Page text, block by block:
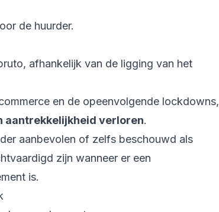
de huurder.
afhankelijk van de ligging van het
en de opeenvolgende lockdowns,
aantrekkelijkheid verloren.
aanbevolen of zelfs beschouwd als
zijn wanneer er een
is.